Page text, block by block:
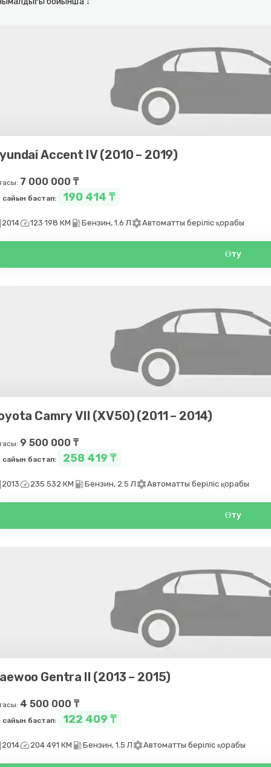
Accent IV (2010 – 2019)
7 000 000 ₸
сайын бастап: 190 414 ₸
2014speed123 198 КМ local_gas_stationБензин, 1.6 Л settingsАвтоматты беріліс қорабы
Өту
Camry VII (XV50) (2011 – 2014)
9 500 000 ₸
сайын бастап: 258 419 ₸
2013speed235 532 КМ local_gas_stationБензин, 2.5 Л settingsАвтоматты беріліс қорабы
Өту
Gentra II (2013 – 2015)
4 500 000 ₸
сайын бастап: 122 409 ₸
2014speed204 491 КМ local_gas_stationБензин, 1.5 Л settingsАвтоматты беріліс қорабы